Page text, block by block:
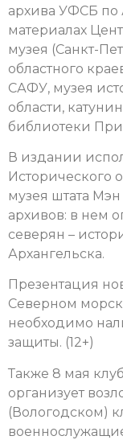
архива УФСБ по
материалах
музея (Санкт-
областного
САФУ, музея
области,
библиотеки
В издании
Исторического
музея штата
архивов: в нем
северян –
Архангельска.
Презентация
Северном
необходимо
защиты. (12+)
Также 8 мая
организует
(Вологодском)